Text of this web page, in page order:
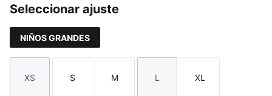
Seleccionar ajuste
NIÑOS GRANDES
Talla
XS
Talla
S
Talla
M
Talla
L
Talla
XL